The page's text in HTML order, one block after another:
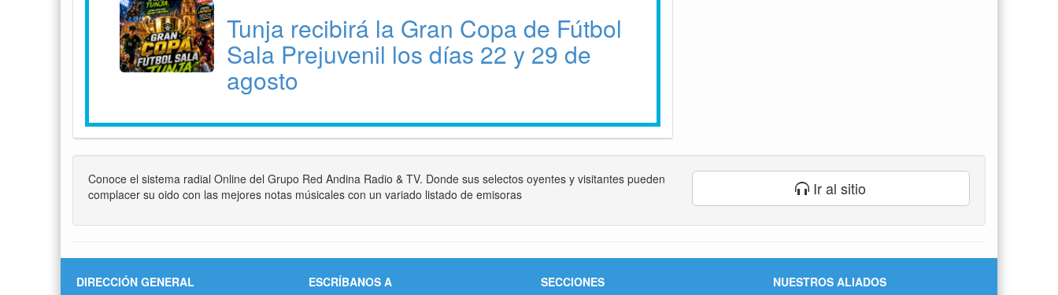
Tunja recibirá la Gran Copa de Fútbol
Sala Prejuvenil los días 22 y 29 de
agosto
Conoce el sistema radial Online del Grupo Red Andina Radio & TV. Donde sus selectos oyentes y visitantes pueden
complacer su oido con las mejores notas músicales con un variado listado de emisoras
Ir al sitio
DIRECCIÓN GENERAL ESCRÍBANOS A SECCIONES NUESTROS ALIADOS